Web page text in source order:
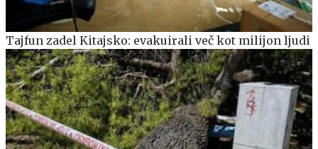
Tajfun zadel Kitajsko: evakuirali več kot milijon ljudi